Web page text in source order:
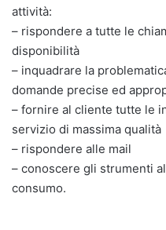
attività:
– rispondere a tutte le
disponibilità
– inquadrare la
domande precise ed
– fornire al cliente tutte le
servizio di massima qualità
– rispondere alle mail
– conoscere gli strumenti
consumo.